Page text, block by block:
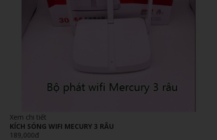
Xem chi tiết
KÍCH SÓNG WIFI MECURY 3 RÂU
189,000đ